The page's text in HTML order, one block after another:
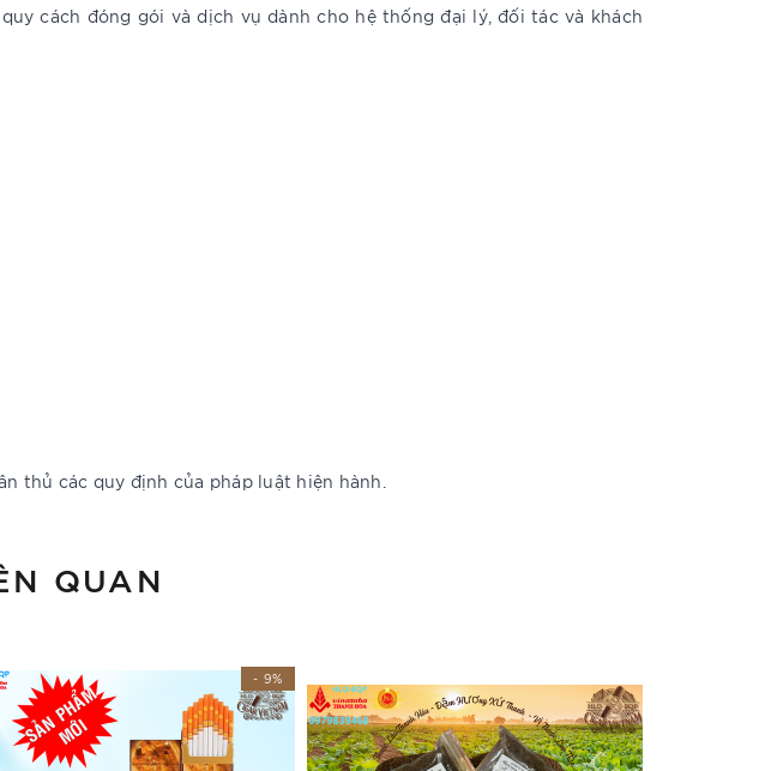
cách đóng gói và dịch vụ dành cho hệ thống đại lý, đối tác và khách
thủ các quy định của pháp luật hiện hành.
QUAN
- 9%